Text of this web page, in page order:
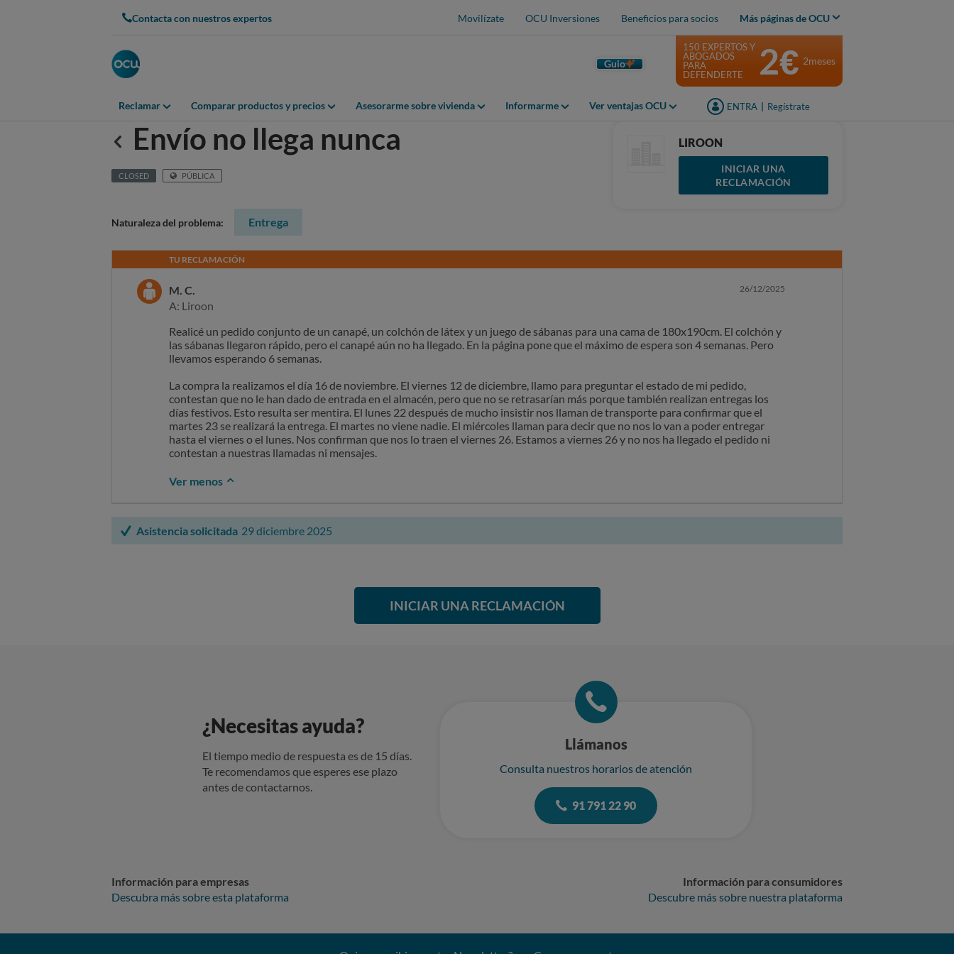
Contacta con nuestros expertos Movilízate OCU Inversiones Beneficios para socios Más páginas de OCU
Guio
Reclamar Comparar productos y precios Asesorarme sobre vivienda Informarme Ver ventajas OCU ENTRA Regístrate
150 EXPERTOS Y
ABOGADOS
PARA
DEFENDERTE
2€ 2meses
Anterior
Envío no llega nunca
CLOSED PÚBLICA
LIROON
INICIAR UNA
RECLAMACIÓN
Naturaleza del problema: Entrega
TU RECLAMACIÓN
M. C.
A: Liroon
26/12/2025
Realicé un pedido conjunto de un canapé, un colchón de látex y un juego de sábanas para una cama de 180x190cm. El colchón y
las sábanas llegaron rápido, pero el canapé aún no ha llegado. En la página pone que el máximo de espera son 4 semanas. Pero
llevamos esperando 6 semanas.
La compra la realizamos el día 16 de noviembre. El viernes 12 de diciembre, llamo para preguntar el estado de mi pedido,
contestan que no le han dado de entrada en el almacén, pero que no se retrasarían más porque también realizan entregas los
días festivos. Esto resulta ser mentira. El lunes 22 después de mucho insistir nos llaman de transporte para confirmar que el
martes 23 se realizará la entrega. El martes no viene nadie. El miércoles llaman para decir que no nos lo van a poder entregar
hasta el viernes o el lunes. Nos confirman que nos lo traen el viernes 26. Estamos a viernes 26 y no nos ha llegado el pedido ni
contestan a nuestras llamadas ni mensajes.
Ver menos
Asistencia solicitada 29 diciembre 2025
INICIAR UNA RECLAMACIÓN
¿Necesitas ayuda?
El tiempo medio de respuesta es de 15 días.
Te recomendamos que esperes ese plazo
antes de contactarnos.
Llámanos
Consulta nuestros horarios de atención
91 791 22 90
Información para empresas
Descubra más sobre esta plataforma
Información para consumidores
Descubre más sobre nuestra plataforma